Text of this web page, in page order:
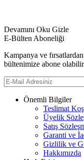
Devamını Oku Gizle
E-Bülten Aboneliği
Kampanya ve
bültenimize abone
Önemli Bilgiler
Teslimat
Üyelik
Satış
Garanti ve
Gizlilik ve
Hakkımızda